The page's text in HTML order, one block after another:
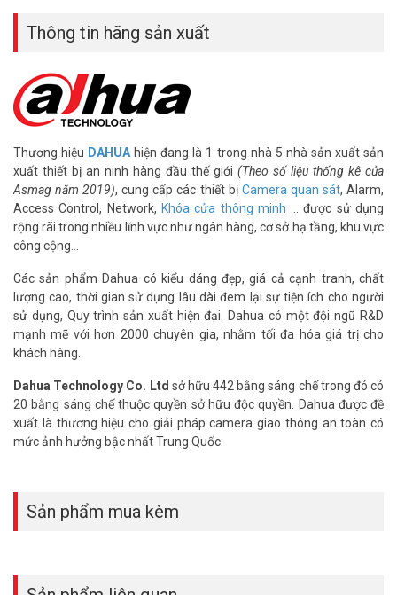
Thông tin hãng sản xuất
Thương hiệu DAHUA hiện đang là 1 trong nhà 5 nhà sản xuất sản
xuất thiết bị an ninh hàng đầu thế giới (Theo số liệu thống kê của
Asmag năm 2019), cung cấp các thiết bị Camera quan sát, Alarm,
Access Control, Network, Khóa cửa thông minh … được sử dụng
rộng rãi trong nhiều lĩnh vực như ngân hàng, cơ sở hạ tầng, khu vực
công cộng…
Các sản phẩm Dahua có kiểu dáng đẹp, giá cả cạnh tranh, chất
lượng cao, thời gian sử dụng lâu dài đem lại sự tiện ích cho người
sử dụng, Quy trình sản xuất hiện đại. Dahua có một đội ngũ R&D
mạnh mẽ với hơn 2000 chuyên gia, nhằm tối đa hóa giá trị cho
khách hàng.
Dahua Technology Co. Ltd sở hữu 442 bằng sáng chế trong đó có
20 bằng sáng chế thuộc quyền sở hữu độc quyền. Dahua được đề
xuất là thương hiệu cho giải pháp camera giao thông an toàn có
mức ảnh hưởng bậc nhất Trung Quốc.
Sản phẩm mua kèm